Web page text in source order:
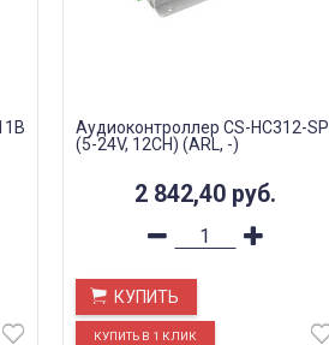
Аудиоконтроллер CS-HC312-SPI
(5-24V, 12CH) (ARL, -)
2 842,40 руб.
КУПИТЬ